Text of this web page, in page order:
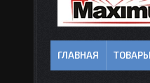
ГЛАВНАЯ